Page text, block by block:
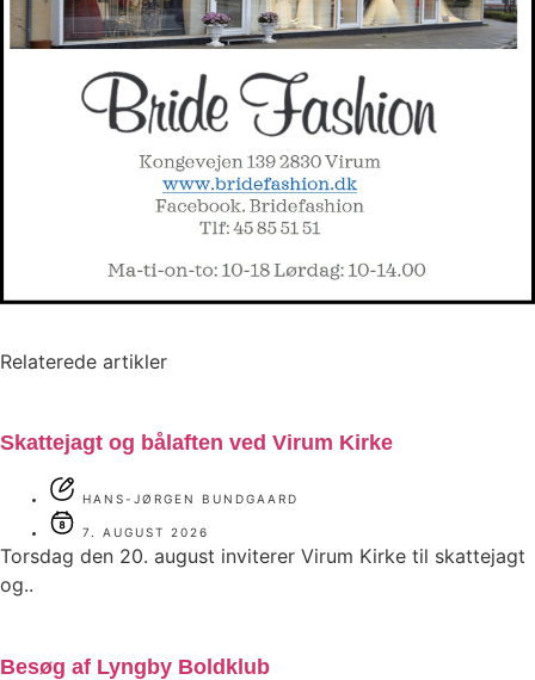
Relaterede artikler
Skattejagt og bålaften ved Virum Kirke
HANS-JØRGEN BUNDGAARD
7. AUGUST 2026
Torsdag den 20. august inviterer Virum Kirke til skattejagt
og..
Besøg af Lyngby Boldklub